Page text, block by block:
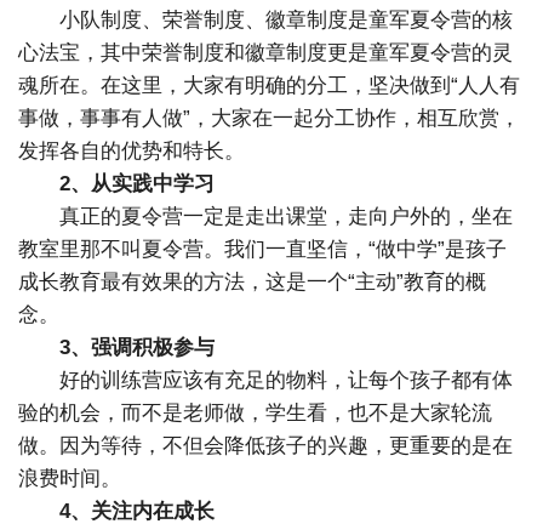
小队制度、荣誉制度、徽章制度是童军夏令营的核
心法宝，其中荣誉制度和徽章制度更是童军夏令营的灵
魂所在。在这里，大家有明确的分工，坚决做到“人人有
事做，事事有人做”，大家在一起分工协作，相互欣赏，
发挥各自的优势和特长。
2、从实践中学习
真正的夏令营一定是走出课堂，走向户外的，坐在
教室里那不叫夏令营。我们一直坚信，“做中学”是孩子
成长教育最有效果的方法，这是一个“主动”教育的概
念。
3、强调积极参与
好的训练营应该有充足的物料，让每个孩子都有体
验的机会，而不是老师做，学生看，也不是大家轮流
做。因为等待，不但会降低孩子的兴趣，更重要的是在
浪费时间。
4、关注内在成长